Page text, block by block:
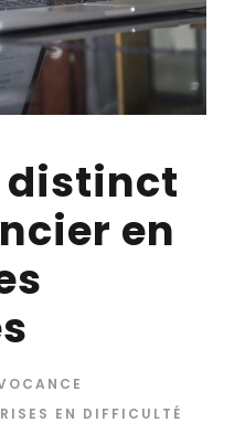
distinct
en
EN DIFFICULTÉ